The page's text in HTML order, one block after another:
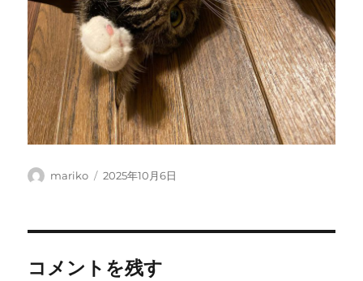
投
mariko
投
2025年10月6日
コメントを残す